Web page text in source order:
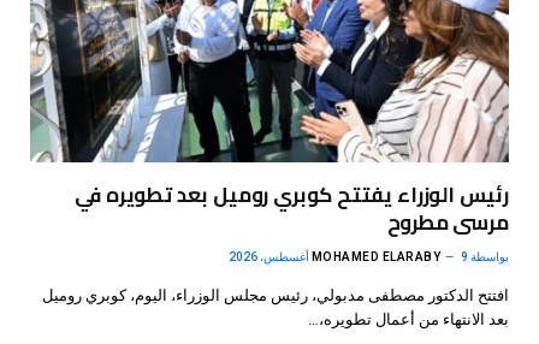
رئيس الوزراء يفتتح كوبري روميل بعد تطويره في
مرسى مطروح
بواسطة MOHAMED ELARABY 9 أغسطس، 2026
افتتح الدكتور مصطفى مدبولي، رئيس مجلس الوزراء، اليوم، كوبري روميل
بعد الانتهاء من أعمال تطويره،…